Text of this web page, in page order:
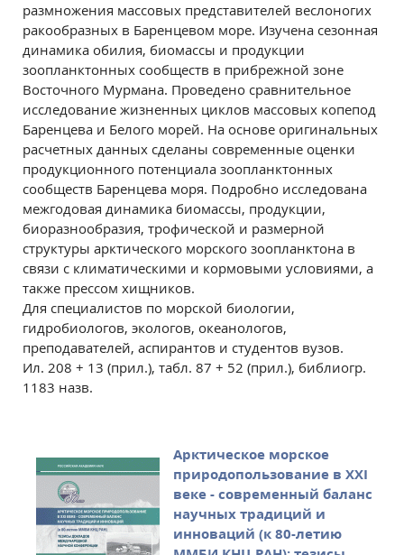
размножения массовых представителей веслоногих
ракообразных в Баренцевом море. Изучена сезонная
динамика обилия, биомассы и продукции
зоопланктонных сообществ в прибрежной зоне
Восточного Мурмана. Проведено сравнительное
исследование жизненных циклов массовых копепод
Баренцева и Белого морей. На основе оригинальных
расчетных данных сделаны современные оценки
продукционного потенциала зоопланктонных
сообществ Баренцева моря. Подробно исследована
межгодовая динамика биомассы, продукции,
биоразнообразия, трофической и размерной
структуры арктического морского зоопланктона в
связи с климатическими и кормовыми условиями, а
также прессом хищников.
Для специалистов по морской биологии,
гидробиологов, экологов, океанологов,
преподавателей, аспирантов и студентов вузов.
Ил. 208 + 13 (прил.), табл. 87 + 52 (прил.), библиогр.
1183 назв.
Арктическое морское
природопользование в XXI
веке - современный баланс
научных традиций и
инноваций (к 80-летию